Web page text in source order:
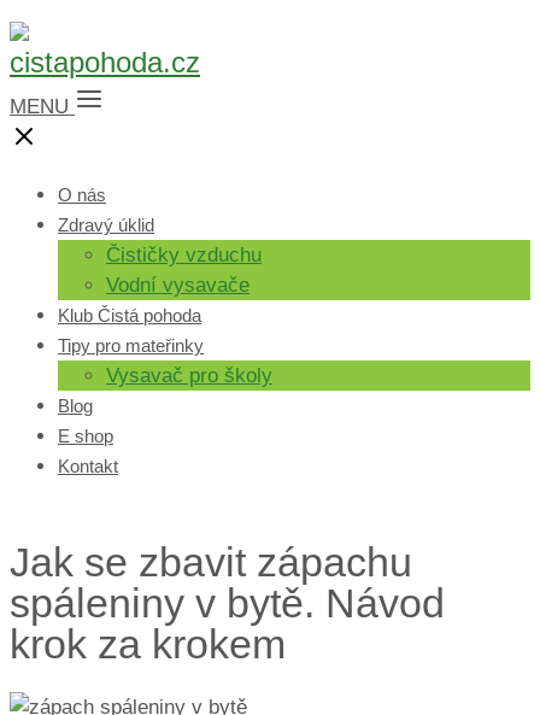
MENU
O nás
Zdravý úklid
Čističky vzduchu
Vodní vysavače
Klub Čistá pohoda
Tipy pro mateřinky
Vysavač pro školy
Blog
E shop
Kontakt
Jak se zbavit zápachu
spáleniny v bytě. Návod
krok za krokem